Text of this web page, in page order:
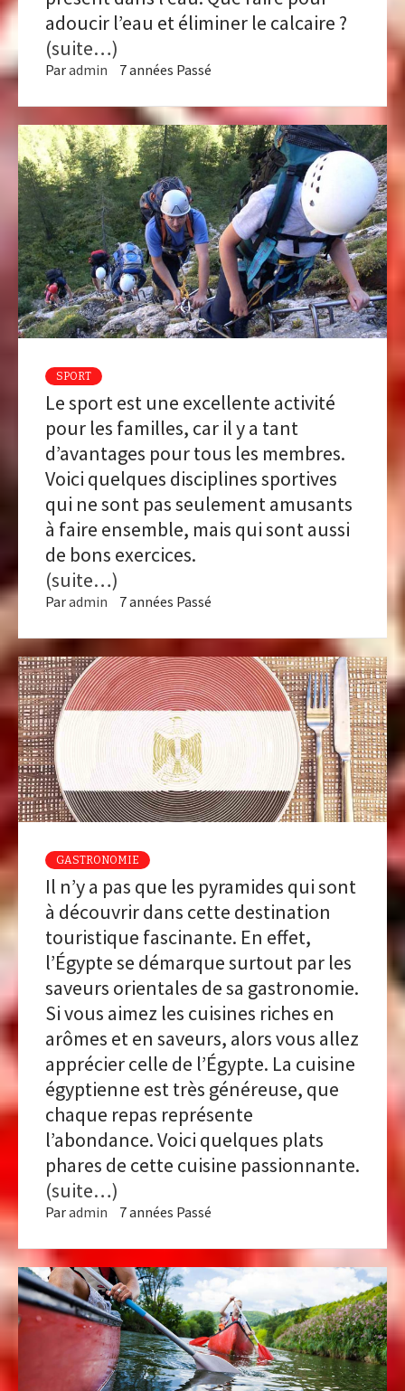
adoucir l’eau et éliminer le calcaire ?
(suite…)
Paradmin 7 années Passé
SPORT
Le sport est une excellente activité
pour les familles, car il y a tant
d’avantages pour tous les membres.
Voici quelques disciplines sportives
qui ne sont pas seulement amusants
à faire ensemble, mais qui sont aussi
de bons exercices.
(suite…)
Paradmin 7 années Passé
GASTRONOMIE
Il n’y a pas que les pyramides qui sont
à découvrir dans cette destination
touristique fascinante. En effet,
l’Égypte se démarque surtout par les
saveurs orientales de sa gastronomie.
Si vous aimez les cuisines riches en
arômes et en saveurs, alors vous allez
apprécier celle de l’Égypte. La cuisine
égyptienne est très généreuse, que
chaque repas représente
l’abondance. Voici quelques plats
phares de cette cuisine passionnante.
(suite…)
Paradmin 7 années Passé